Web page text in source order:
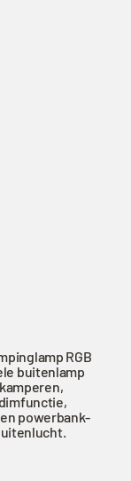
RGB
buitenlamp
powerbank-